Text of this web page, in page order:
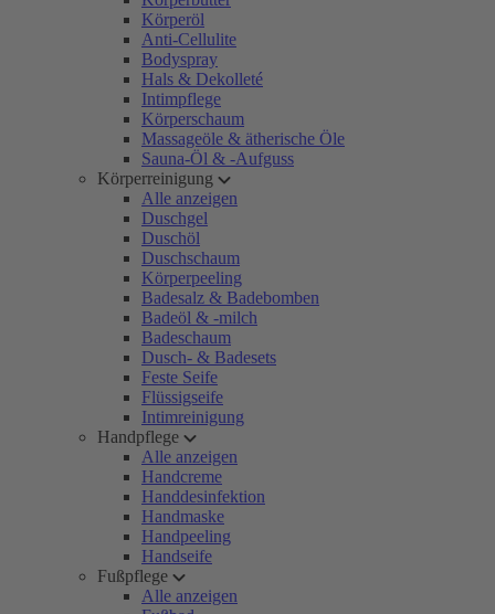
Körperöl
Anti-Cellulite
Bodyspray
Hals & Dekolleté
Intimpflege
Körperschaum
Massageöle & ätherische Öle
Sauna-Öl & -Aufguss
Körperreinigung
Alle anzeigen
Duschgel
Duschöl
Duschschaum
Körperpeeling
Badesalz & Badebomben
Badeöl & -milch
Badeschaum
Dusch- & Badesets
Feste Seife
Flüssigseife
Intimreinigung
Handpflege
Alle anzeigen
Handcreme
Handdesinfektion
Handmaske
Handpeeling
Handseife
Fußpflege
Alle anzeigen